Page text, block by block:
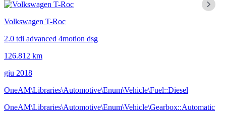
Volkswagen T-Roc
2.0 tdi advanced 4motion dsg
126.812 km
giu 2018
OneAM\Libraries\Automotive\Enum\Vehicle\Fuel::Diesel
OneAM\Libraries\Automotive\Enum\Vehicle\Gearbox::Automatic